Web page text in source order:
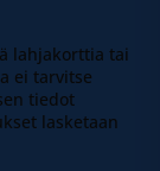
lahjakorttia tai
ei tarvitse
tiedot
lasketaan